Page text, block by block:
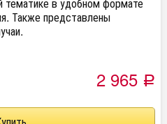
Также представлены
2 965 Р